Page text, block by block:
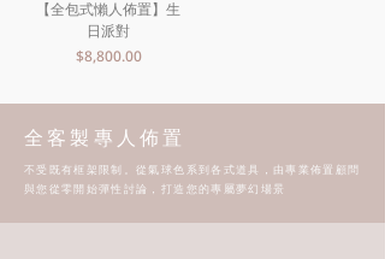
【全包式懶人佈置】生
日派對
價格
$8,800.00
全客製專人佈置
不受既有框架限制。從氣球色系到各式道具，由專業佈置顧問
與您從零開始彈性討論，打造您的專屬夢幻場景